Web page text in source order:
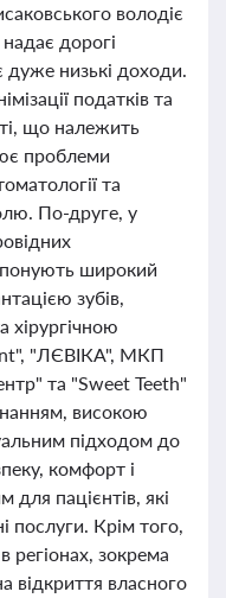
володіє
дорогі
дуже низькі доходи.
податків та
що належить
проблеми
та
По-друге, у
широкий
зубів,
хірургічною
"ЛЄВІКА", МКП
та "Sweet Teeth"
високою
підходом до
комфорт і
пацієнтів, які
послуги. Крім того,
регіонах, зокрема
відкриття власного